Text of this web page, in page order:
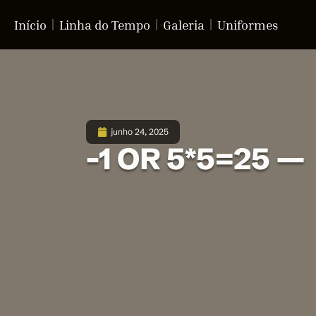
Início Linha do Tempo Galeria Uniformes
junho 24, 2025
-1 OR 5*5=25 —